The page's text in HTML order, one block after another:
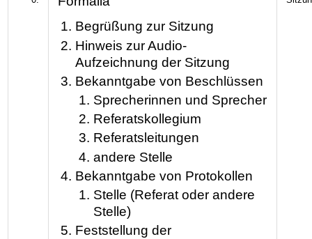
Begrüßung zur Sitzung
Hinweis zur Audio-
Aufzeichnung der Sitzung
Bekanntgabe von Beschlüssen
Sprecherinnen und Sprecher
Referatskollegium
Referatsleitungen
andere Stelle
Bekanntgabe von Protokollen
Stelle (Referat oder andere
Stelle)
Feststellung der